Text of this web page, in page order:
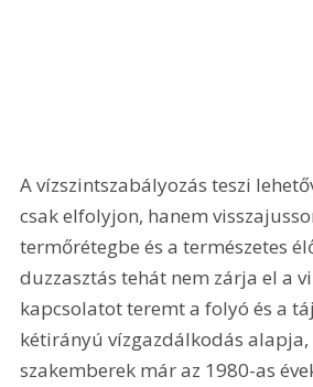
A vízszintszabályozás teszi
csak elfolyjon, hanem
termőrétegbe és a természetes
duzzasztás tehát nem zárja el a
kapcsolatot teremt a folyó és a
kétirányú vízgazdálkodás
szakemberek már az 1980-as